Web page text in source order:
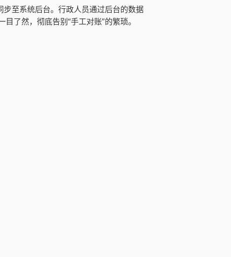
至系统后台。行政人员通过后台的数据
了然，彻底告别“手工对账”的繁琐。